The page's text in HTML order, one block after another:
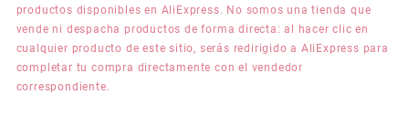
productos disponibles en AliExpress. No somos una tienda que
vende ni despacha productos de forma directa: al hacer clic en
cualquier producto de este sitio, serás redirigido a AliExpress para
completar tu compra directamente con el vendedor
correspondiente.